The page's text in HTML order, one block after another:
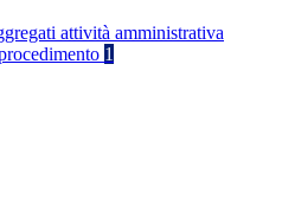
attività amministrativa
1